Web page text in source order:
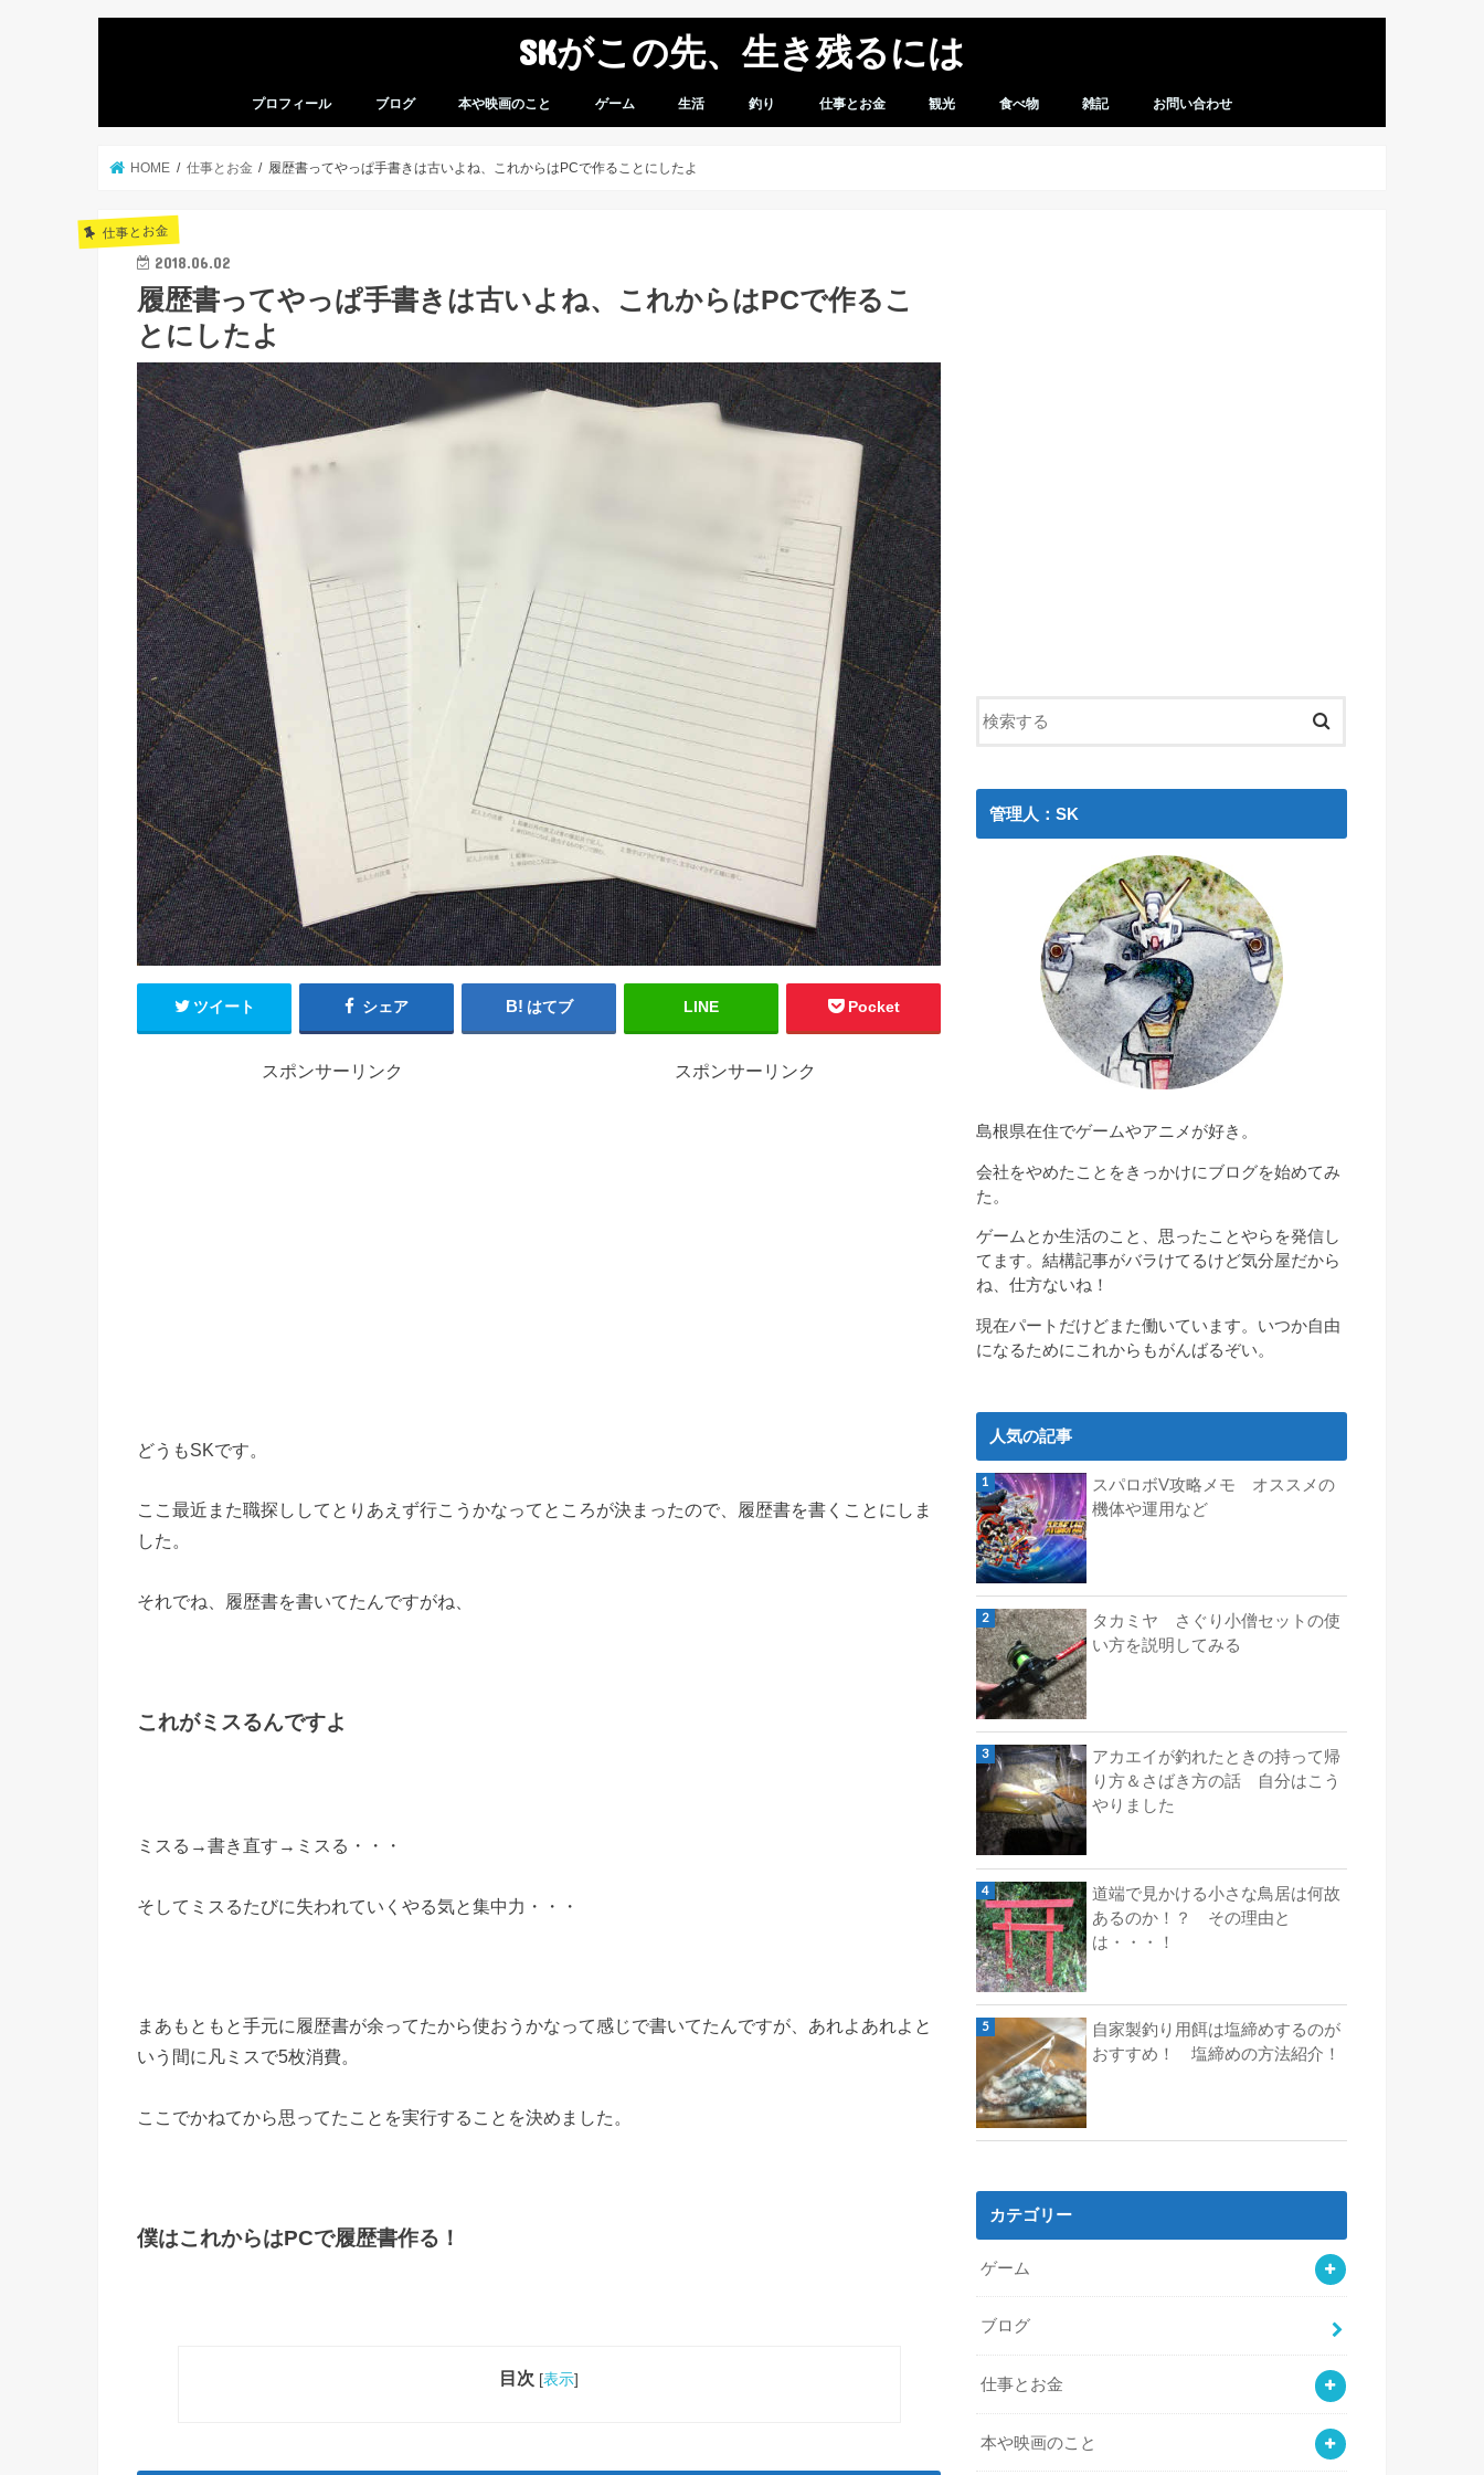
SKがこの先、生き残るには
プロフィール ブログ 本や映画のこと ゲーム 生活 釣り 仕事とお金 観光 食べ物 雑記 お問い合わせ
HOME 仕事とお金 履歴書ってやっぱ手書きは古いよね、これからはPCで作ることにしたよ
仕事とお金
2018.06.02
履歴書ってやっぱ手書きは古いよね、これからはPCで作るこ
とにしたよ
ツイート シェア はてブ LINE Pocket
スポンサーリンク スポンサーリンク
どうもSKです。
ここ最近また職探ししてとりあえず行こうかなってところが決まったので、履歴書を書くことにしま
した。
それでね、履歴書を書いてたんですがね、
これがミスるんですよ
ミスる→書き直す→ミスる・・・
そしてミスるたびに失われていくやる気と集中力・・・
まあもともと手元に履歴書が余ってたから使おうかなって感じで書いてたんですが、あれよあれよと
いう間に凡ミスで5枚消費。
ここでかねてから思ってたことを実行することを決めました。
僕はこれからはPCで履歴書作る！
目次 [表示]
管理人：SK
島根県在住でゲームやアニメが好き。
会社をやめたことをきっかけにブログを始めてみ
た。
ゲームとか生活のこと、思ったことやらを発信し
てます。結構記事がバラけてるけど気分屋だから
ね、仕方ないね！
現在パートだけどまた働いています。いつか自由
になるためにこれからもがんばるぞい。
人気の記事
スパロボV攻略メモ オススメの
機体や運用など
タカミヤ さぐり小僧セットの使
い方を説明してみる
アカエイが釣れたときの持って帰
り方＆さばき方の話 自分はこう
やりました
道端で見かける小さな鳥居は何故
あるのか！？ その理由と
は・・・！
自家製釣り用餌は塩締めするのが
おすすめ！ 塩締めの方法紹介！
カテゴリー
ゲーム
ブログ
仕事とお金
本や映画のこと